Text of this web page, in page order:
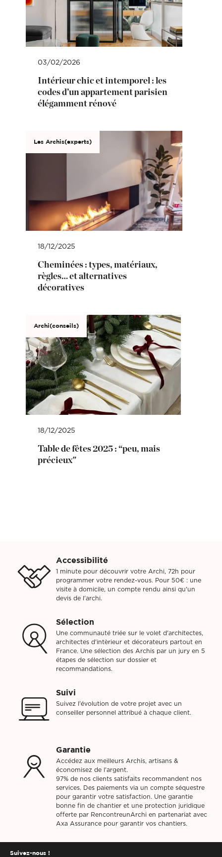
03/02/2026
Intérieur chic et intemporel : les
codes d’un appartement parisien
élégamment rénové
Les Archis(experts)
18/12/2025
Cheminées : types, matériaux,
règles… et alternatives
décoratives
Archi(conseils)
18/12/2025
Table de fêtes 2025 : “peu, mais
précieux"
Accessibilité
1 minute pour découvrir votre Archi, 72h pour
programmer votre rendez-vous. Pour 50€ : une
visite à domicile, un compte rendu ainsi qu'un
devis de l'archi.
Sélection
Une communauté triée sur le volet d'architectes,
architectes d'intèrieur et décorateurs partout en
France. Une sélection des Archis par un jury en 5
étapes de sélection sur dossier et
recommandations.
Suivi
Suivez l'évolution de votre projet avec un
conseiller personnel attribué à chaque client.
Garantie
Accédez aux meilleurs Archis, artisans &
économisez de l'argent.
97% de nos clients satisfaits recommandent nos
services. Des paiements via un compte séquestre
pour garantir votre satisfaction. Une garantie
bonne fin de chantier et une protection juridique
offerte par RencontreunArchi en partenariat avec
Axa Assurance pour garantir vos chantiers.
Suivez-nous !